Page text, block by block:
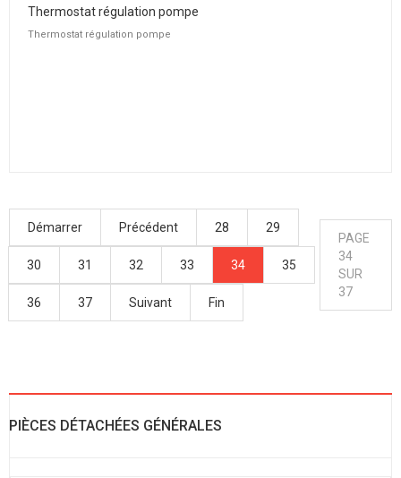
Thermostat régulation pompe
Thermostat régulation pompe
Démarrer Précédent 28 29
30 31 32 33 34 35
36 37 Suivant Fin
PAGE
34
SUR
37
PIÈCES DÉTACHÉES GÉNÉRALES